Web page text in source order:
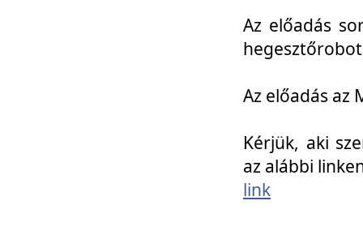
Az előadás
Az előadás az
Kérjük, aki
az alábbi
link